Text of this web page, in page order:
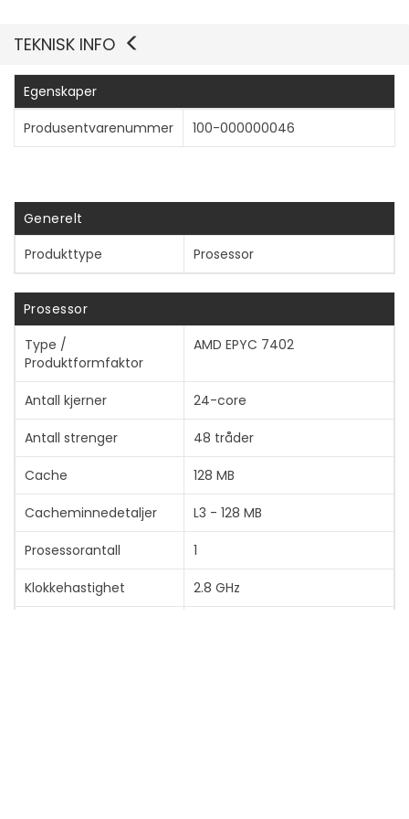
Vis mer
TEKNISK INFO
Egenskaper
Produsentvarenummer
100-000000046
Generelt
Produkttype
Prosessor
Prosessor
Type /
Produktformfaktor
AMD EPYC 7402
Antall kjerner 24-core
Antall strenger 48 tråder
Cache 128 MB
Cacheminnedetaljer L3 - 128 MB
Prosessorantall 1
Klokkehastighet 2.8 GHz